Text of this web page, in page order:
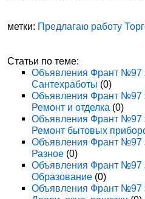
метки: Предлагаю работу
Статьи по теме:
Объявления Франт №97
Сантехработы (0)
Объявления Франт №97
Ремонт и отделка (0)
Объявления Франт №97
Ремонт бытовых
Объявления Франт №97
Разное (0)
Объявления Франт №97
Образование (0)
Объявления Франт №97